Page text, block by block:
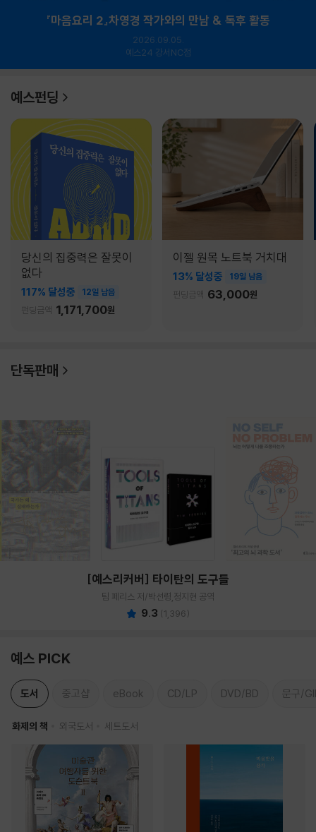
『마음요리 2』차영경 작가와의 만남 & 독후 활동
2026.09.05.
예스24 강서NC점
예스펀딩
당신의 집중력은 잘못이
없다
117% 달성중 12일 남음
펀딩금액 1,171,700원
이젤 원목 노트북 거치대
13% 달성중 19일 남음
펀딩금액 63,000원
단독판매
[예스리커버] 타이탄의 도구들
팀 페리스 저/박선령,정지현 공역
9.3 (1,396)
예스 PICK
도서 중고샵 eBook CD/LP DVD/BD 문구/
화제의 책 외국도서 세트도서